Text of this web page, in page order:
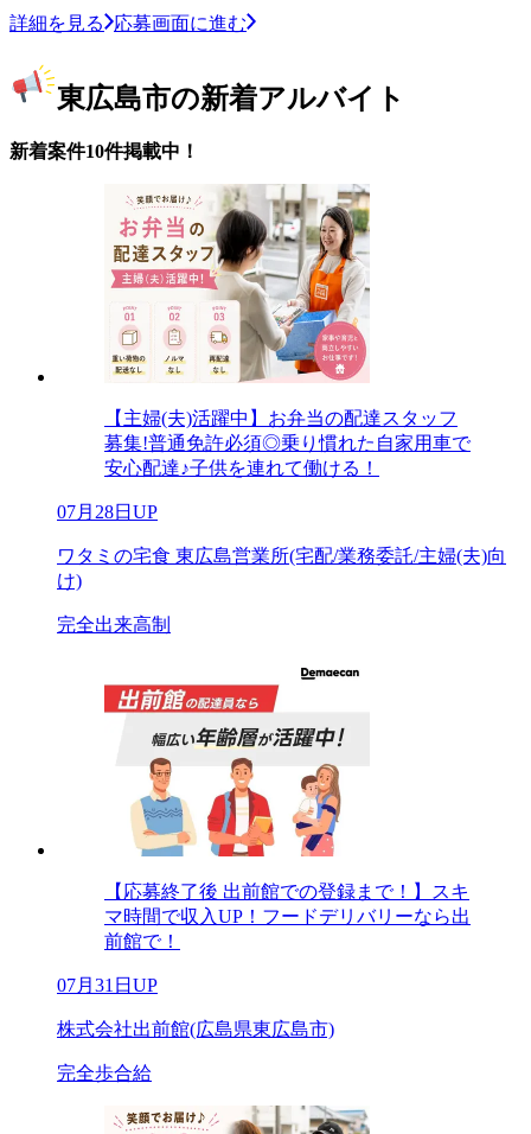
詳細を見る 応募画面に進む
東広島市の新着アルバイト
新着案件10件掲載中！
【主婦(夫)活躍中】お弁当の配達スタッフ
募集!普通免許必須◎乗り慣れた自家用車で
安心配達♪子供を連れて働ける！
07月28日UP
ワタミの宅食 東広島営業所(宅配/業務委託/主婦(夫)向
け)
完全出来高制
【応募終了後 出前館での登録まで！】スキ
マ時間で収入UP！フードデリバリーなら出
前館で！
07月31日UP
株式会社出前館(広島県東広島市)
完全歩合給